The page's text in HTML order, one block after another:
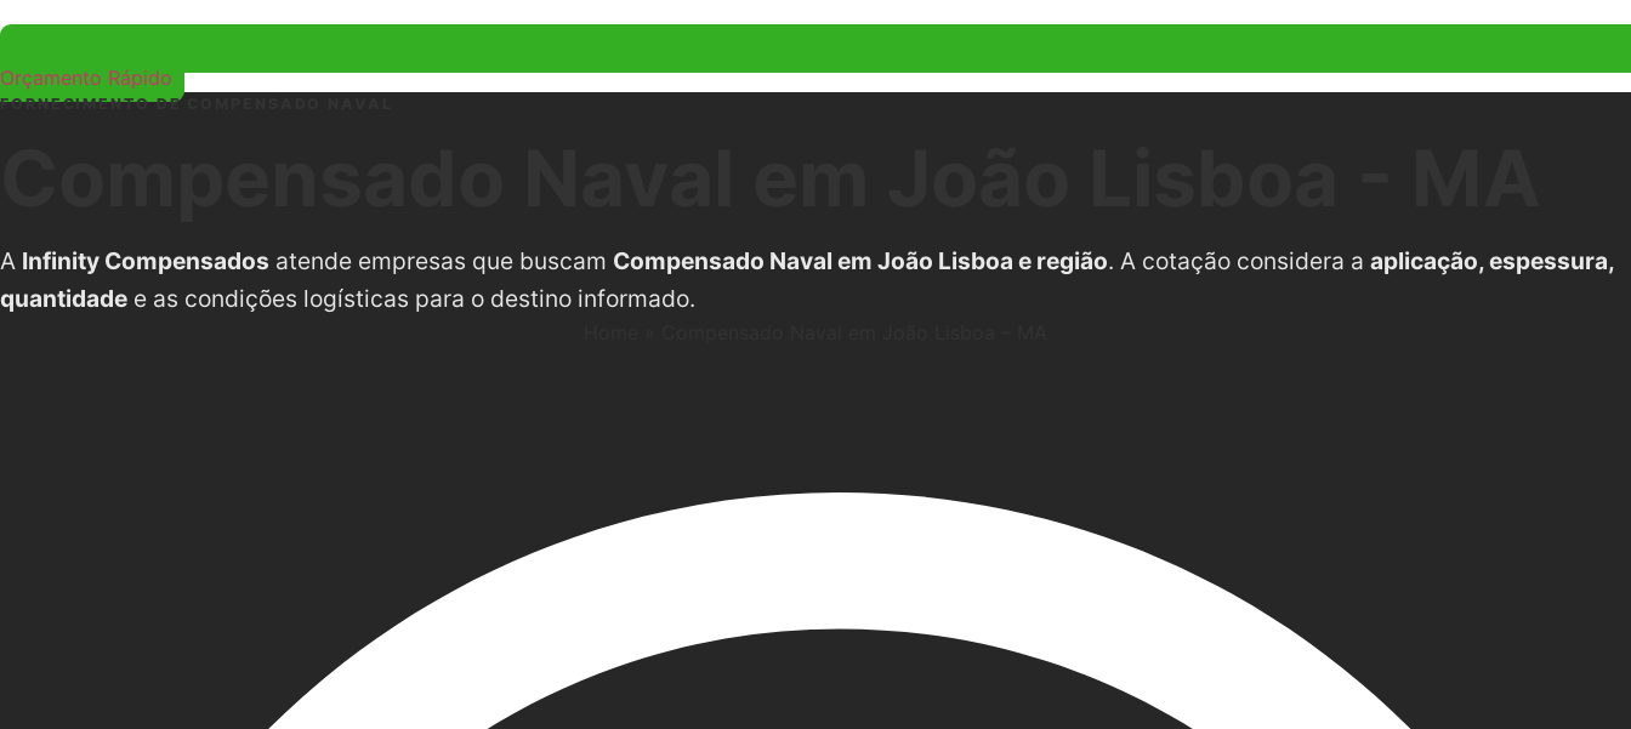
Orçamento Rápido
FORNECIMENTO DE COMPENSADO NAVAL
A Infinity Compensados atende empresas que buscam Compensado Naval em João Lisboa e região. A cotação considera a aplicação, espessura,
quantidade e as condições logísticas para o destino informado.